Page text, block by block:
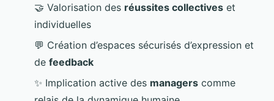
🤝 Valorisation des réussites collectives et
individuelles
💬 Création d’espaces sécurisés d’expression et
de feedback
✨ Implication active des managers comme